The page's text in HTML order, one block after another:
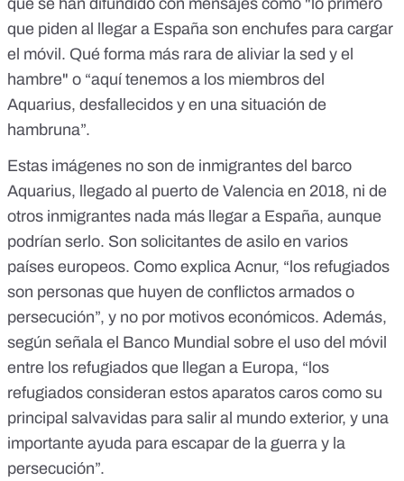
que se han difundido con mensajes como "lo primero
que piden al llegar a España son enchufes para cargar
el móvil. Qué forma más rara de aliviar la sed y el
hambre" o “aquí tenemos a los miembros del
Aquarius, desfallecidos y en una situación de
hambruna”.
Estas imágenes no son de inmigrantes del barco
Aquarius, llegado al puerto de Valencia en 2018, ni de
otros inmigrantes nada más llegar a España, aunque
podrían serlo. Son solicitantes de asilo en varios
países europeos. Como explica Acnur, “los refugiados
son personas que huyen de conflictos armados o
persecución”, y no por motivos económicos. Además,
según señala el Banco Mundial sobre el uso del móvil
entre los refugiados que llegan a Europa, “los
refugiados consideran estos aparatos caros como su
principal salvavidas para salir al mundo exterior, y una
importante ayuda para escapar de la guerra y la
persecución”.